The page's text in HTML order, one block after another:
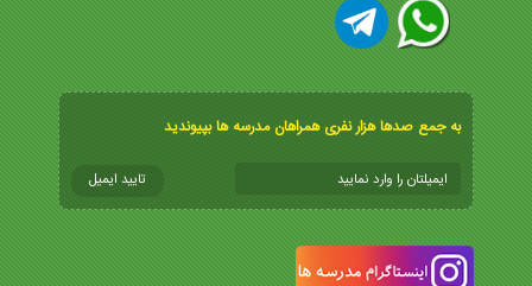
به جمع صدها هزار نفری همراهان مدرسه ها بپیوندید